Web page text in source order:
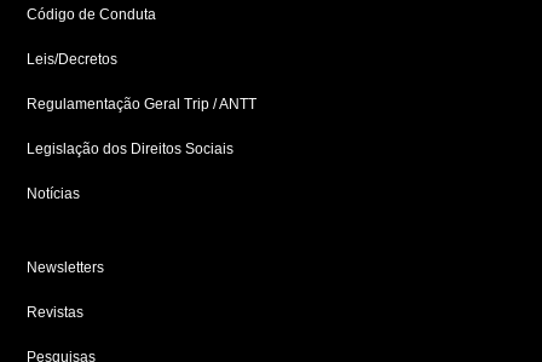
Código de Conduta
Leis/Decretos
Regulamentação Geral Trip / ANTT
Legislação dos Direitos Sociais
Notícias
Newsletters
Revistas
Pesquisas